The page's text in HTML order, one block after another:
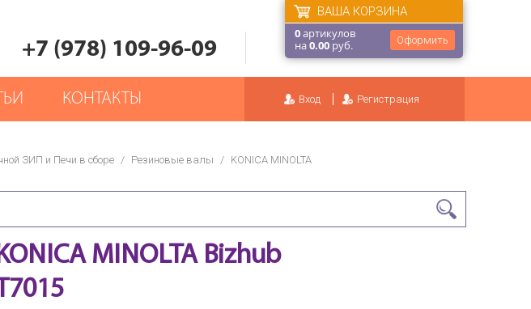
+7 (978) 109-96-09 Оформить
ВАША КОРЗИНА
0артикулов
на0.00 руб.
Вход Регистрация
КОНТАКТЫ
ЗИП и Печи в сборе / Резиновые валы / KONICA MINOLTA
MINOLTA Bizhub